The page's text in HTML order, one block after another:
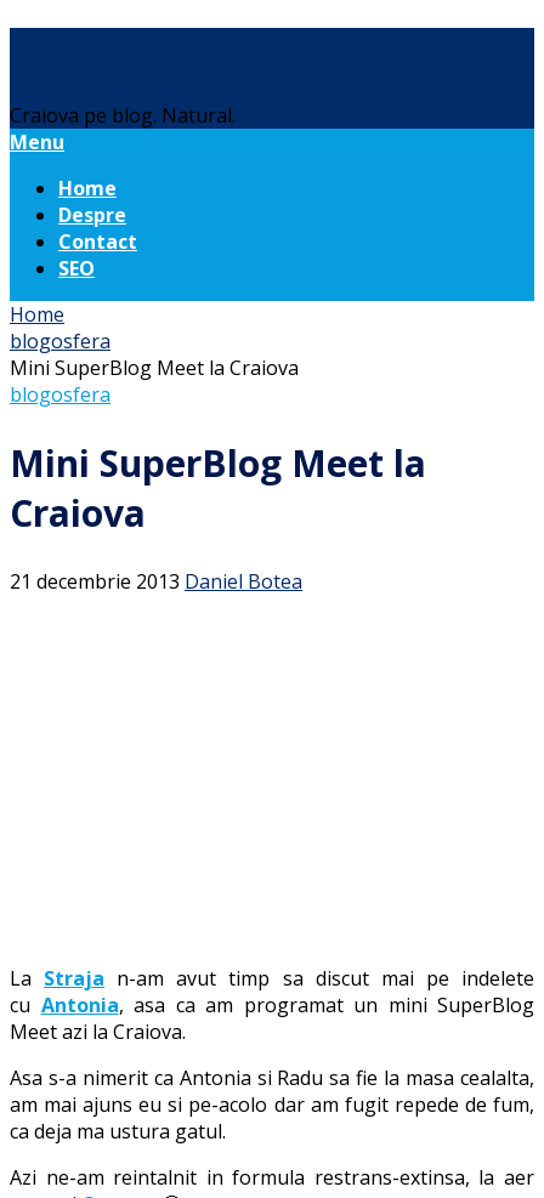
Craiova pe blog. Natural.
Menu
Home
Despre
Contact
SEO
Home
blogosfera
Mini SuperBlog Meet la Craiova
blogosfera
Mini SuperBlog Meet la
Craiova
21 decembrie 2013 Daniel Botea
La Straja n-am avut timp sa discut mai pe indelete
cu Antonia, asa ca am programat un mini SuperBlog
Meet azi la Craiova.
Asa s-a nimerit ca Antonia si Radu sa fie la masa cealalta,
am mai ajuns eu si pe-acolo dar am fugit repede de fum,
ca deja ma ustura gatul.
Azi ne-am reintalnit in formula restrans-extinsa, la aer